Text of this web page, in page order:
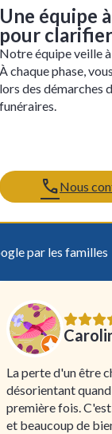
Une équipe
pour
Notre équipe veille
À chaque phase,
lors des démarches
funéraires.
Nous
par les familles
La perte d'un être
désorientant
première fois.
et beaucoup de